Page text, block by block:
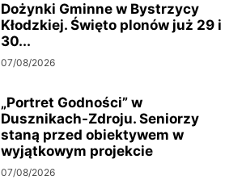
Dożynki Gminne w Bystrzycy
Kłodzkiej. Święto plonów już 29 i
30...
07/08/2026
„Portret Godności” w
Dusznikach-Zdroju. Seniorzy
staną przed obiektywem w
wyjątkowym projekcie
07/08/2026